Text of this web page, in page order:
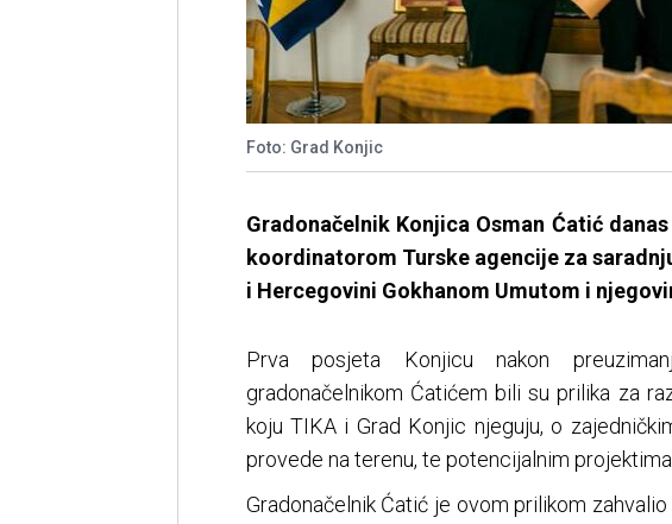
Foto: Grad Konjic
Gradonačelnik Konjica Osman Ćatić
koordinatorom Turske agencije za
i Hercegovini Gokhanom Umutom i
Prva posjeta Konjicu nakon
gradonačelnikom Ćatićem bili su prilika za
koju TIKA i Grad Konjic njeguju, o
provede na terenu, te potencijalnim
Gradonačelnik Ćatić je ovom prilikom